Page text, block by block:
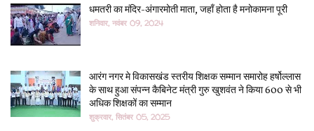
धमतरी का मंदिर-अंगारमोती माता, जहाँ होता है मनोकामना पूरी
शनिवार, नवंबर 09, 2024
आरंग नगर मे विकासखंड स्तरीय शिक्षक सम्मान समारोह हर्षोल्लास
के साथ हुआ संपन्न कैबिनेट मंत्री गुरु खुशवंत ने किया 600 से भी
अधिक शिक्षकों का सम्मान
शुक्रवार, सितंबर 05, 2025